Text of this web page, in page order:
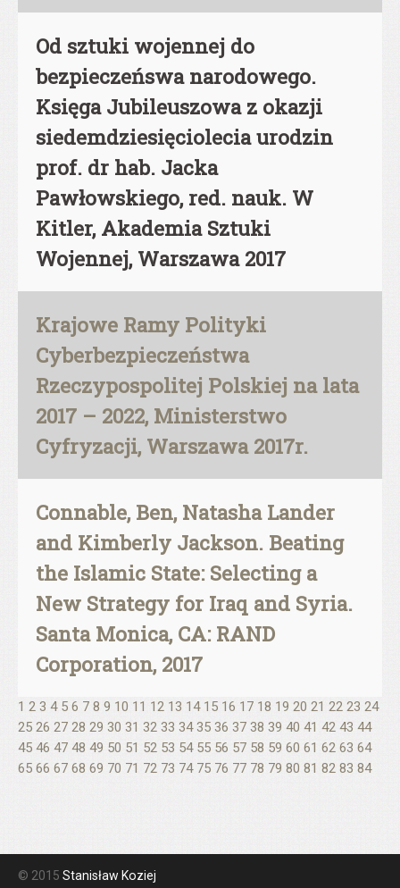
Od sztuki wojennej do
bezpieczeńswa narodowego.
Księga Jubileuszowa z okazji
siedemdziesięciolecia urodzin
prof. dr hab. Jacka
Pawłowskiego, red. nauk. W
Kitler, Akademia Sztuki
Wojennej, Warszawa 2017
Krajowe Ramy Polityki
Cyberbezpieczeństwa
Rzeczypospolitej Polskiej na lata
2017 – 2022, Ministerstwo
Cyfryzacji, Warszawa 2017r.
Connable, Ben, Natasha Lander
and Kimberly Jackson. Beating
the Islamic State: Selecting a
New Strategy for Iraq and Syria.
Santa Monica, CA: RAND
Corporation, 2017
1 2 3 4 5 6 7 8 9 10 11 12 13 14 15 16 17 18 19 20 21 22 23 24
25 26 27 28 29 30 31 32 33 34 35 36 37 38 39 40 41 42 43 44
45 46 47 48 49 50 51 52 53 54 55 56 57 58 59 60 61 62 63 64
65 66 67 68 69 70 71 72 73 74 75 76 77 78 79 80 81 82 83 84
© 2015 Stanisław Koziej